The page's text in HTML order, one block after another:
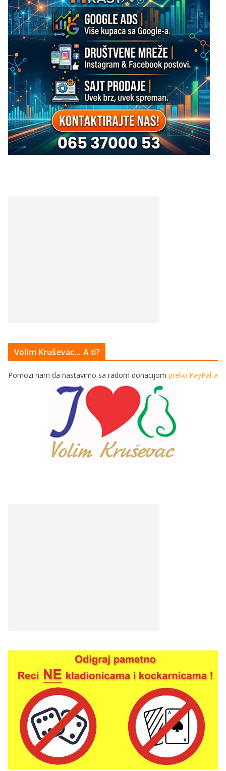
Volim Kruševac… A ti?
Pomozi nam da nastavimo sa radom donacijom preko PayPal-a